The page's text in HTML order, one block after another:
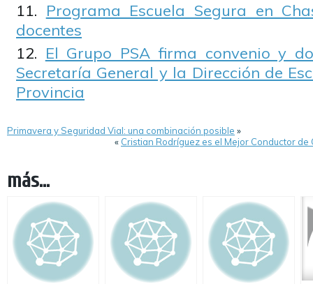
Programa Escuela Segura en
docentes
El Grupo PSA firma convenio y
Secretaría General y la Dirección de
Provincia
Primavera y Seguridad Vial: una combinación posible »
« Cristian Rodríguez es el Mejor Conductor
más...